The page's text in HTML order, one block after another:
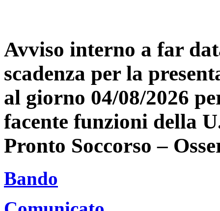
Avviso interno a far
scadenza per la
al giorno 04/08/2026
facente funzioni della
Pronto Soccorso –
Bando